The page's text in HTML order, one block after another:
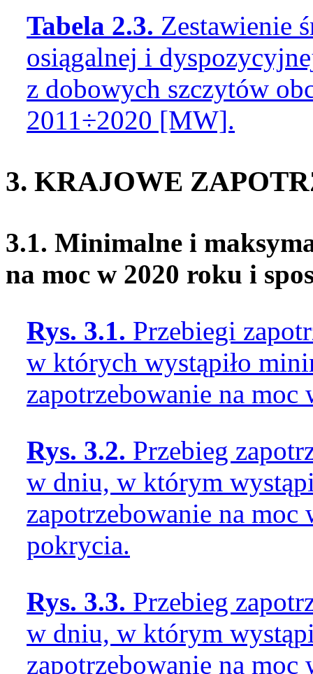
Tabela 2.3. Zestawienie
osiągalnej i
z dobowych szczytów
2011÷2020 [MW].
3. KRAJOWE
3.1. Minimalne i
na moc w 2020 roku i
Rys. 3.1. Przebiegi
w których wystąpiło
zapotrzebowanie na moc
Rys. 3.2. Przebieg
w dniu, w którym
zapotrzebowanie na
pokrycia.
Rys. 3.3. Przebieg
w dniu, w którym
zapotrzebowanie na